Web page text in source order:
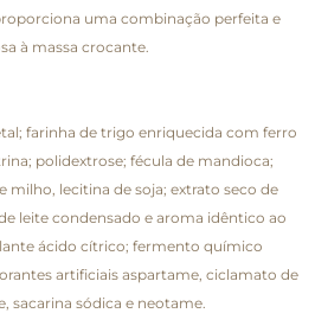
uma combinação perfeita e
à massa crocante.
farinha de trigo enriquecida com ferro
polidextrose; fécula de mandioca;
milho, lecitina de soja; extrato seco de
leite condensado e aroma idêntico ao
ácido cítrico; fermento químico
artificiais aspartame, ciclamato de
sacarina sódica e neotame.